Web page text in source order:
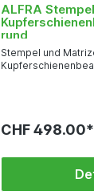
ALFRA
rund
Stempel und
CHF 498.00*